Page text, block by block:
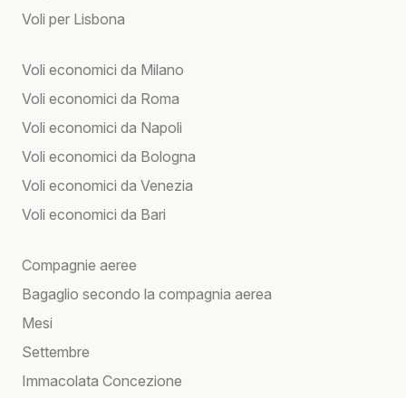
Voli per Lisbona
Voli economici da Milano
Voli economici da Roma
Voli economici da Napoli
Voli economici da Bologna
Voli economici da Venezia
Voli economici da Bari
Compagnie aeree
Bagaglio secondo la compagnia aerea
Mesi
Settembre
Immacolata Concezione